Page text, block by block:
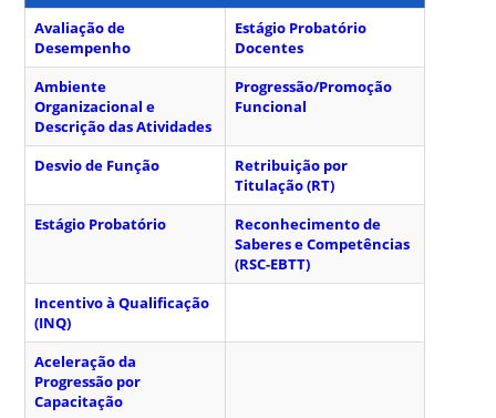
Avaliação de
Desempenho
Estágio Probatório
Docentes
Ambiente
Organizacional e
Descrição das Atividades
Progressão/Promoção
Funcional
Desvio de Função
Retribuição por
Titulação (RT)
Estágio Probatório
Reconhecimento de
Saberes e Competências
(RSC-EBTT)
Incentivo à Qualificação
(INQ)
Aceleração da
Progressão por
Capacitação